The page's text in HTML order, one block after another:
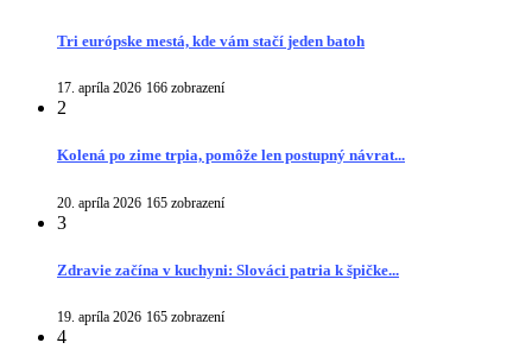
Tri európske mestá, kde vám stačí jeden batoh
17. apríla 2026 166 zobrazení
2
Kolená po zime trpia, pomôže len postupný návrat...
20. apríla 2026 165 zobrazení
3
Zdravie začína v kuchyni: Slováci patria k špičke...
19. apríla 2026 165 zobrazení
4